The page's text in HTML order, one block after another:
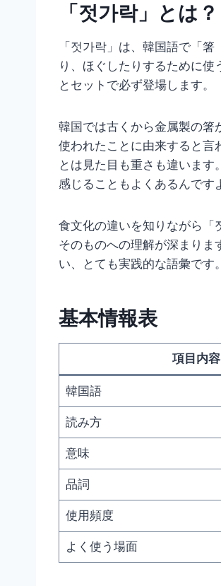
「젓가락」とは？
「젓가락」は、韓国語で「
り、ほぐしたりするために使
とセットで必ず登場します。
韓国では古くから金属製の箸
使われたことに由来すると言
とは見た目も重さも違いま
感じることもよくあるんです
食文化の違いを知りながら「
そのものへの理解が深まりま
い、とても実践的な語彙です。
基本情報表
項目内容
韓国語
読み方
意味
品詞
使用頻度
よく使う場面